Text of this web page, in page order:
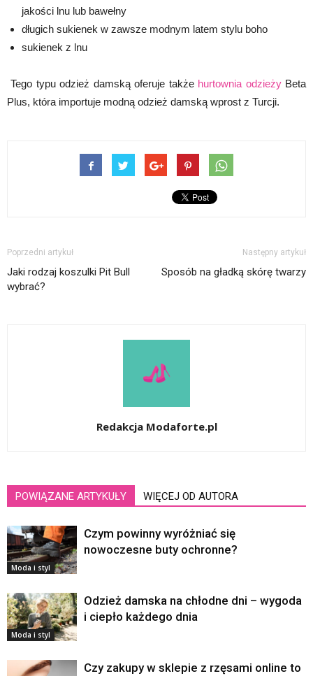
jakości lnu lub bawełny
długich sukienek w zawsze modnym latem stylu boho
sukienek z lnu
Tego typu odzież damską oferuje także hurtownia odzieżyBeta
Plus, która importuje modną odzież damską wprost z Turcji.
Poprzedni artykuł
Jaki rodzaj koszulki Pit Bull
wybrać?
Następny artykuł
Sposób na gładką skórę twarzy
Redakcja Modaforte.pl
POWIĄZANE ARTYKUŁY WIĘCEJ OD AUTORA
Moda i styl
Czym powinny wyróżniać się
nowoczesne buty ochronne?
Moda i styl
Odzież damska na chłodne dni – wygoda
i ciepło każdego dnia
Czy zakupy w sklepie z rzęsami online to